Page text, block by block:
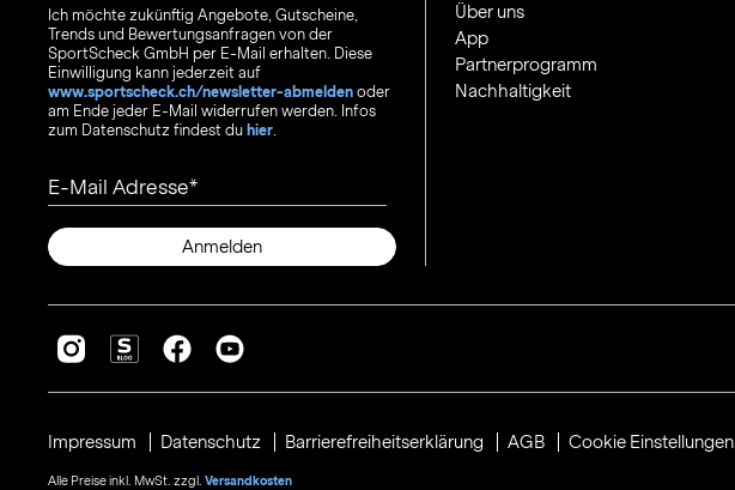
Ich möchte zukünftig Angebote, Gutscheine,
Trends und Bewertungsanfragen von der
SportScheck GmbH per E-Mail erhalten. Diese
Einwilligung kann jederzeit auf
www.sportscheck.ch/newsletter-abmelden oder
am Ende jeder E-Mail widerrufen werden. Infos
zum Datenschutz findest du hier
E-Mail Adresse
Anmelden
Über uns
App
Partnerprogramm
Nachhaltigkeit
Impressum Datenschutz Barrierefreiheitserklärung AGB Cookie Einstellungen
Alle Preise inkl. MwSt. zzgl. Versandkosten